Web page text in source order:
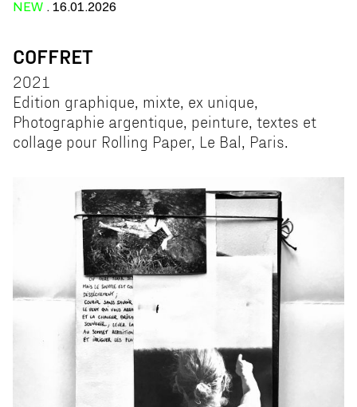
NEW . 16.01.2026
COFFRET
2021
Edition graphique, mixte, ex unique,
Photographie argentique, peinture, textes et
collage pour Rolling Paper, Le Bal, Paris.